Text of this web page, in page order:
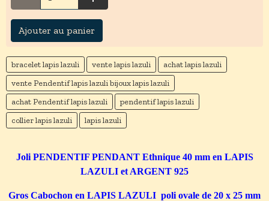
Ajouter au panier
bracelet lapis lazuli vente lapis lazuli
achat lapis lazuli
vente Pendentif lapis lazuli bijoux lapis lazuli
achat Pendentif lapis lazuli
pendentif lapis lazuli
collier lapis lazuli
lapis lazuli
Joli PENDENTIF PENDANT Ethnique 40 mm en LAPIS
LAZULI et ARGENT 925
Gros Cabochon en LAPIS LAZULI poli ovale de 20 x 25 mm